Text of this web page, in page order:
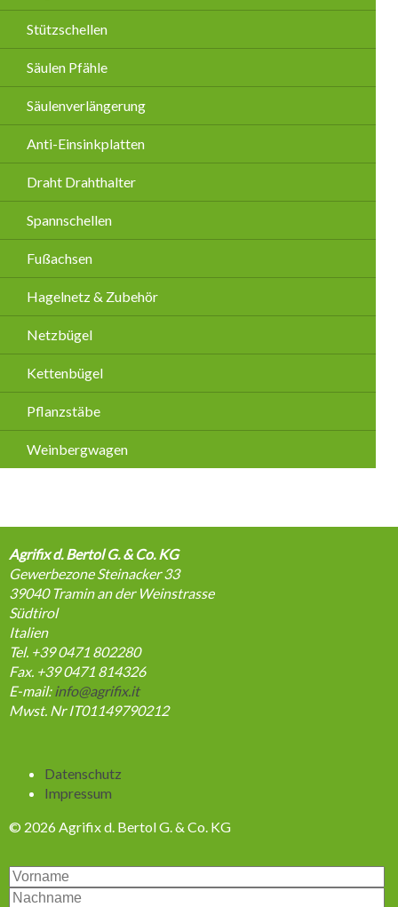
Stützschellen
Säulen Pfähle
Säulenverlängerung
Anti-Einsinkplatten
Draht Drahthalter
Spannschellen
Fußachsen
Hagelnetz & Zubehör
Netzbügel
Kettenbügel
Pflanzstäbe
Weinbergwagen
Agrifix d. Bertol G. & Co. KG
Gewerbezone Steinacker 33
39040 Tramin an der Weinstrasse
Südtirol
Italien
Tel. +39 0471 802280
Fax. +39 0471 814326
E-mail:info@agrifix.it
Mwst. Nr IT01149790212
überspringen
Datenschutz
Impressum
© 2026 Agrifix d. Bertol G. & Co. KG